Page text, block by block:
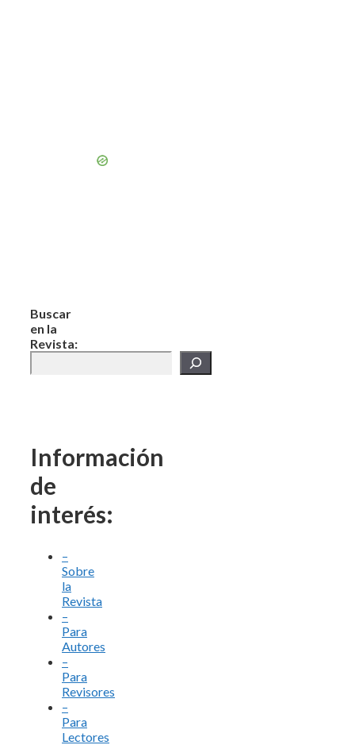
Buscar
en la
Revista:
Información
de
interés:
–
Sobre
la
Revista
–
Para
Autores
–
Para
Revisores
–
Para
Lectores